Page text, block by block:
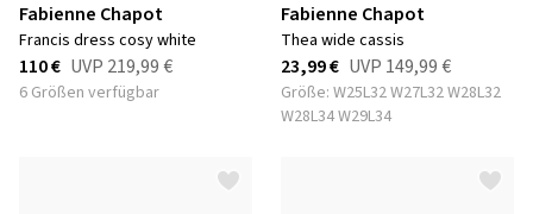
Fabienne Chapot
francis dress cosy white
110 € UVP 219,99 €
6 Größen verfügbar
Fabienne Chapot
thea wide cassis
23,99 € UVP 149,99 €
Größe: W25L32 W27L32 W28L32
W28L34 W29L34